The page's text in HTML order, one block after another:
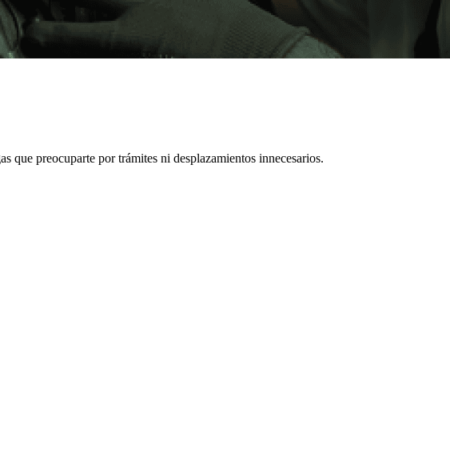
que preocuparte por trámites ni desplazamientos innecesarios.